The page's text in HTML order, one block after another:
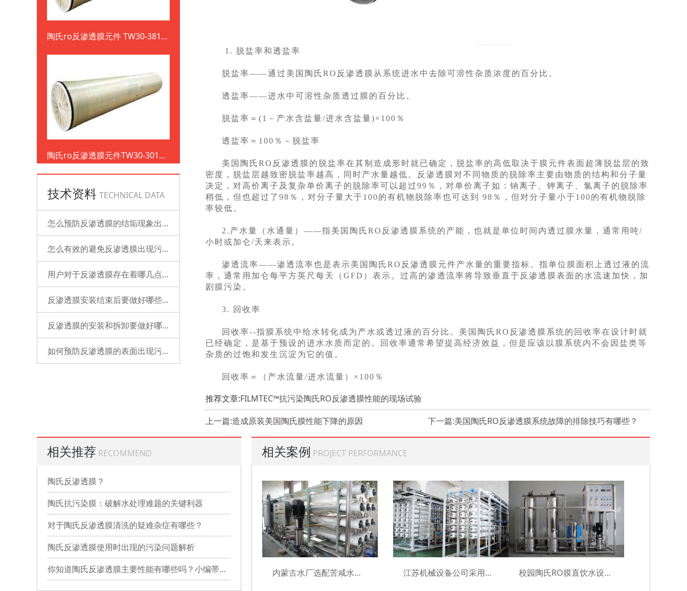
陶氏ro反渗透膜元件 TW30-3812-
陶氏ro反渗透膜元件TW30-3012-
500
技术资料 TECHNICAL DATA
怎么预防反渗透膜的结垢现象出现？
怎么有效的避免反渗透膜出现污染？
用户对于反渗透膜存在着哪几点误解？
反渗透膜安装结束后要做好哪些检查的工作？
反渗透膜的安装和拆卸要做好哪些准备？
如何预防反渗透膜的表面出现污染？
1. 脱盐率和透盐率
脱盐率――通过美国陶氏RO反渗透膜从系统进水中去除可溶性杂质浓度的百分比。
透盐率――进水中可溶性杂质透过膜的百分比。
脱盐率＝(1－产水含盐量/进水含盐量)×100％
透盐率＝100％－脱盐率
美国陶氏RO反渗透膜的脱盐率在其制造成形时就已确定，脱盐率的高低取决于膜元件表面超薄脱盐层的致
密度，脱盐层越致密脱盐率越高，同时产水量越低。反渗透膜对不同物质的脱除率主要由物质的结构和分子量
决定，对高价离子及复杂单价离子的脱除率可以超过99％，对单价离子如：钠离子、钾离子、氯离子的脱除率
稍低，但也超过了98％，对分子量大于100的有机物脱除率也可达到 98％，但对分子量小于100的有机物脱除
率较低。
2.产水量（水通量）――指美国陶氏RO反渗透膜系统的产能，也就是单位时间内透过膜水量，通常用吨/
小时或加仑/天来表示。
渗透流率――渗透流率也是表示美国陶氏RO反渗透膜元件产水量的重要指标。指单位膜面积上透过液的流
率，通常用加仑每平方英尺每天（GFD）表示。过高的渗透流率将导致垂直于反渗透膜表面的水流速加快，加
剧膜污染。
3. 回收率
回收率--指膜系统中给水转化成为产水或透过液的百分比。美国陶氏RO反渗透膜系统的回收率在设计时就
已经确定，是基于预设的进水水质而定的。回收率通常希望提高经济效益，但是应该以膜系统内不会因盐类等
杂质的过饱和发生沉淀为它的值。
回收率＝（产水流量/进水流量）×100％
推荐文章:FILMTEC™抗污染陶氏RO反渗透膜性能的现场试验
上一篇:造成原装美国陶氏膜性能下降的原因
下一篇:美国陶氏RO反渗透膜系统故障的排除技巧有哪些？
相关推荐 RECOMMEND
陶氏反渗透膜？
陶氏抗污染膜：破解水处理难题的关键利器
对于陶氏反渗透膜清洗的疑难杂症有哪些？
陶氏反渗透膜使用时出现的污染问题解析
你知道陶氏反渗透膜主要性能有哪些吗？小编带你详细了解
相关案例 PROJECT PERFORMANCE
内蒙古水厂选配苦咸水膜元件项目 江苏机械设备公司采用美国DOW膜成功案例 校园陶氏RO膜直饮水设备耗材采购及安装项目